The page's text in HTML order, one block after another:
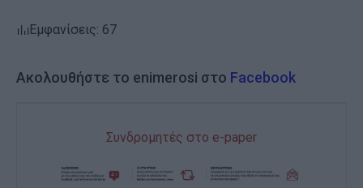
Εμφανίσεις: 67
Ακολουθήστε το enimerosi στο Facebook
Συνδρομητές στο e-paper